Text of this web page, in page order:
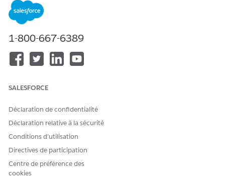
Disponible avec : Lightning Experience
Disponible avec :Enterprise
AUTORISATIONS UTILISATEUR REQUISES
fonctionnalités avancées
service :
RecherchezScheduling
Dans les résultats de recherche, sous Fonctionnalités,
sélectionnezRendez-vous de service
de la force de travail.
1-800-667-6389
SALESFORCE
Déclaration de confidentialité
Déclaration relative à la sécurité
Conditions d’utilisation
Directives de participation
Centre de préférence des
cookies